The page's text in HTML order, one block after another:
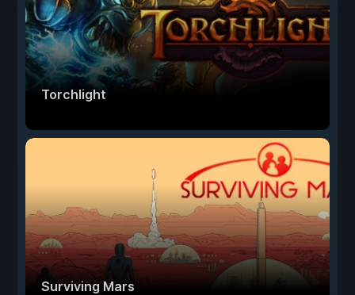
Torchlight
Surviving Mars